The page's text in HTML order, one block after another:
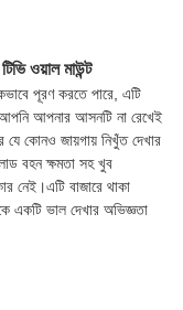
ওয়াল মাউন্ট
পূরণ করতে পারে, এটি
আপনি আপনার আসনটি না রেখেই
কোনও জায়গায় নিখুঁত দেখার
বহন ক্ষমতা সহ খুব
নেই।এটি বাজারে থাকা
একটি ভাল দেখার অভিজ্ঞতা